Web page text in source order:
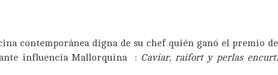
contemporánea digna de su chef quién ganó el premio
influencia Mallorquina : Caviar, raifort y perlas